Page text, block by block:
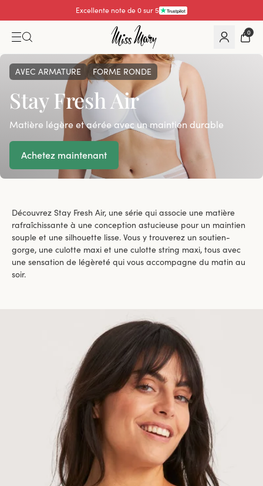
Excellente note de 4.3 sur 5
0
AVEC ARMATURE FORME RONDE
Stay Fresh Air
Matière légère et aérée avec un maintien durable
Achetez maintenant
Découvrez Stay Fresh Air, une série qui associe une matière
rafraîchissante à une conception astucieuse pour un maintien
souple et une silhouette lisse. Vous y trouverez un soutien-
gorge, une culotte maxi et une culotte string maxi, tous avec
une sensation de légèreté qui vous accompagne du matin au
soir.